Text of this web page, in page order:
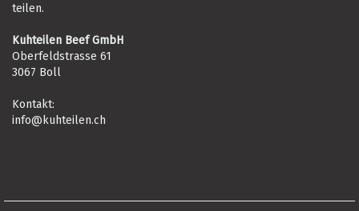
teilen.
Kuhteilen Beef GmbH
Oberfeldstrasse 61
3067 Boll
Kontakt:
info@kuhteilen.ch